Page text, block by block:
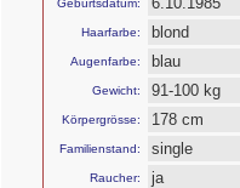
Geburtsdatum:
Haarfarbe: blond
Augenfarbe: blau
Gewicht: 91-100 kg
Körpergrösse: 178 cm
Familienstand: single
Raucher: ja